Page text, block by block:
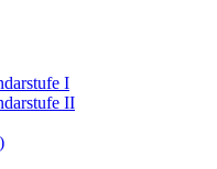
I
II